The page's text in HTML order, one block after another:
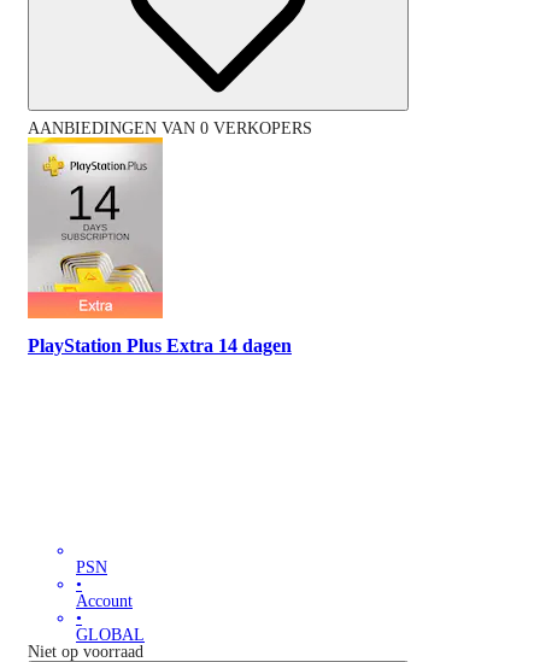
AANBIEDINGEN VAN 0 VERKOPERS
PlayStation Plus Extra 14 dagen
PSN
•
Account
•
GLOBAL
Niet op voorraad